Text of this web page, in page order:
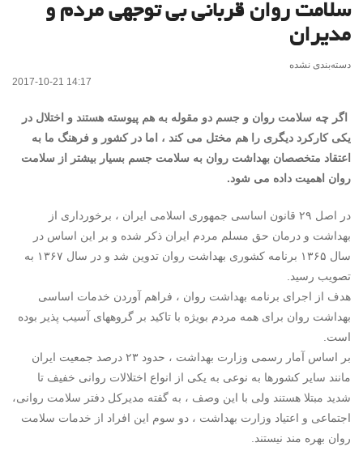
سلامت روان قربانی بی توجهی مردم و
مدیران
دسته‌بندی نشده
2017-10-21 14:17
اگر چه سلامت روان و جسم دو مقوله به هم پیوسته هستند و اختلال در
یکی کارکرد دیگری را هم مختل می کند ، اما در کشور و فرهنگ ما به
اعتقاد متخصصان بهداشت روان به سلامت جسم بسیار بیشتر از سلامت
روان اهمیت داده می شود.
در اصل ۲۹ قانون اساسی جمهوری اسلامی ایران ، برخورداری از
بهداشت و درمان حق مسلم مردم ایران ذکر شده و بر این اساس در
سال ۱۳۶۵ برنامه کشوری بهداشت روان تدوین شد و در سال ۱۳۶۷ به
تصویب رسید.
هدف از اجرای برنامه بهداشت روان ، فراهم آوردن خدمات اساسی
بهداشت روان برای همه مردم بویژه با تاکید بر گروههای آسیب پذیر بوده
است.
بر اساس آمار رسمی وزارت بهداشت ، حدود ۲۳ درصد جمعیت ایران
مانند سایر کشورها به نوعی به یکی از انواع اختلالات روانی خفیف تا
شدید مبتلا هستند ولی با این وصف ، به گفته مدیرکل دفتر سلامت روانی،
اجتماعی و اعتیاد وزارت بهداشت ، دو سوم این افراد از خدمات سلامت
روان بهره مند نیستند.